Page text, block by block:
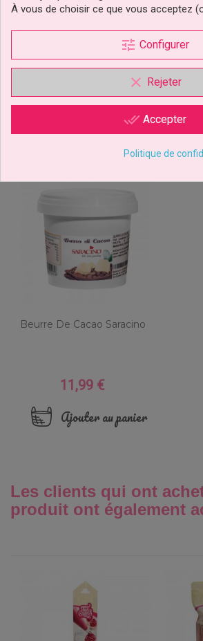
Ajouter au panier
Beurre De Cacao Saracino
Prix
11,99 €
Ajouter au panier
Les clients qui ont
produit ont également
À vous de choisir ce que vous acceptez
tune Configurer
clear Rejeter
done_all Accepter
Politique de